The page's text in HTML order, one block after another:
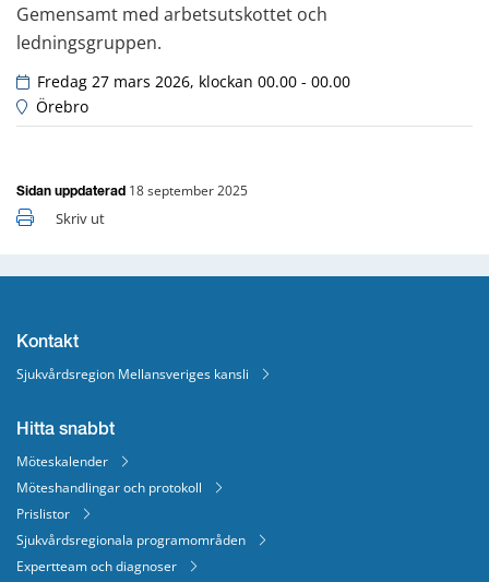
Gemensamt med arbetsutskottet och
ledningsgruppen.
Fredag 27 mars 2026, klockan 00.00 - 00.00
Örebro
Sidan uppdaterad 18 september 2025
Skriv ut
Kontakt
Sjukvårdsregion Mellansveriges kansli
Hitta snabbt
Möteskalender
Möteshandlingar och protokoll
Prislistor
Sjukvårdsregionala programområden
Expertteam och diagnoser